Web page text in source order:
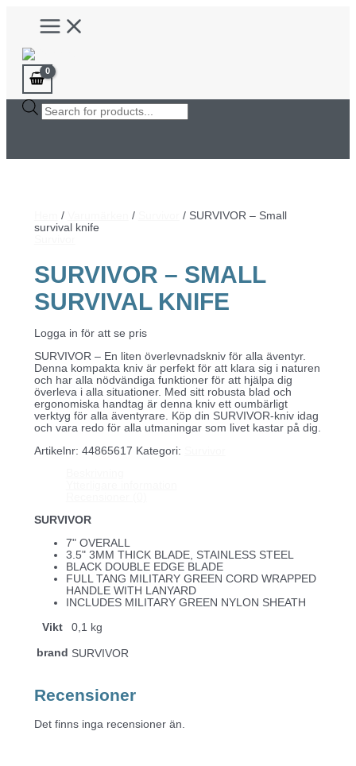
innehåll
Main
Menu
Products
search
/ /
/ SURVIVOR – Small
survival knife
SURVIVOR – SMALL
SURVIVAL KNIFE
Logga in för att se pris
SURVIVOR – En liten överlevnadskniv för alla äventyr.
Denna kompakta kniv är perfekt för att klara sig i naturen
och har alla nödvändiga funktioner för att hjälpa dig
överleva i alla situationer. Med sitt robusta blad och
ergonomiska handtag är denna kniv ett oumbärligt
verktyg för alla äventyrare. Köp din SURVIVOR-kniv idag
och vara redo för alla utmaningar som livet kastar på dig.
Artikelnr: 44865617 Kategori:
SURVIVOR
7" OVERALL
3.5" 3MM THICK BLADE, STAINLESS STEEL
BLACK DOUBLE EDGE BLADE
FULL TANG MILITARY GREEN CORD WRAPPED
HANDLE WITH LANYARD
INCLUDES MILITARY GREEN NYLON SHEATH
Vikt 0,1 kg
brand SURVIVOR
Recensioner
Det finns inga recensioner än.